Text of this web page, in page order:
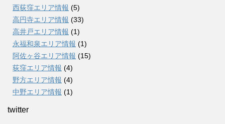
西荻窪エリア情報 (5)
高円寺エリア情報 (33)
高井戸エリア情報 (1)
永福和泉エリア情報 (1)
阿佐ヶ谷エリア情報 (15)
荻窪エリア情報 (4)
野方エリア情報 (4)
中野エリア情報 (1)
twitter